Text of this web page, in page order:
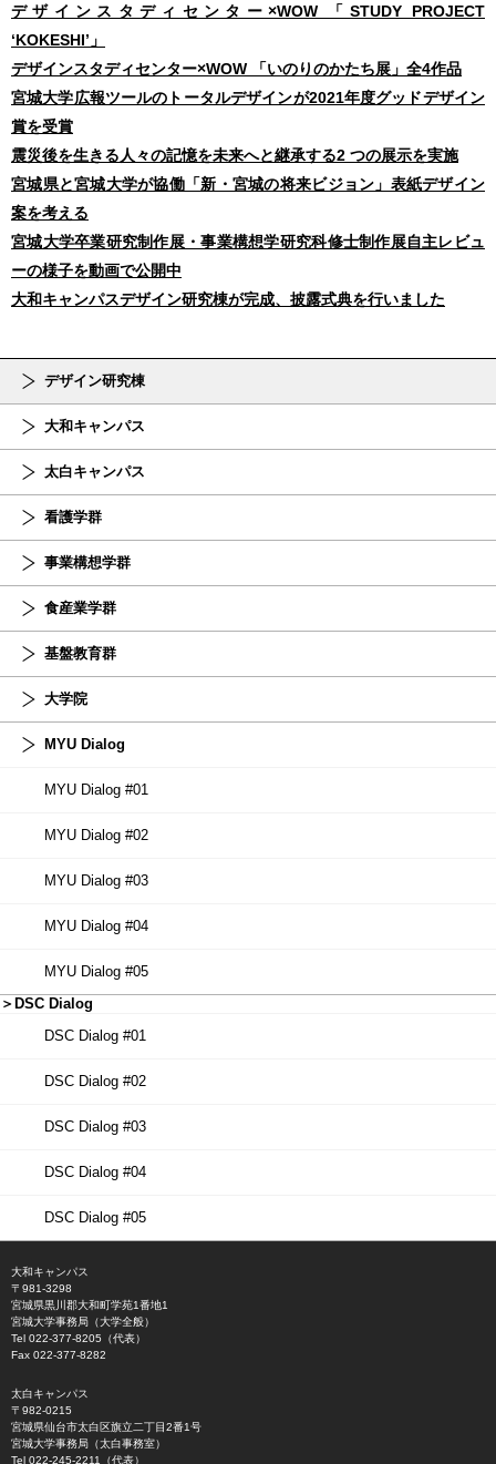
デザインスタディセンター×WOW 「STUDY PROJECT
ʻKOKESHIʼ」
デザインスタディセンター×WOW 「いのりのかたち展」全4作品
宮城大学広報ツールのトータルデザインが2021年度グッドデザイン
賞を受賞
震災後を生きる人々の記憶を未来へと継承する2 つの展示を実施
宮城県と宮城大学が協働「新・宮城の将来ビジョン」表紙デザイン
案を考える
宮城大学卒業研究制作展・事業構想学研究科修士制作展自主レビュ
ーの様子を動画で公開中
大和キャンパスデザイン研究棟が完成、披露式典を行いました
デザイン研究棟
大和キャンパス
太白キャンパス
看護学群
事業構想学群
食産業学群
基盤教育群
大学院
MYU Dialog
MYU Dialog #01
MYU Dialog #02
MYU Dialog #03
MYU Dialog #04
MYU Dialog #05
＞DSC Dialog
DSC Dialog #01
DSC Dialog #02
DSC Dialog #03
DSC Dialog #04
DSC Dialog #05
大和キャンパス
〒981-3298
宮城県黒川郡大和町学苑1番地1
宮城大学事務局（大学全般）
Tel 022-377-8205（代表）
Fax 022-377-8282
太白キャンパス
〒982-0215
宮城県仙台市太白区旗立二丁目2番1号
宮城大学事務局（太白事務室）
Tel 022-245-2211（代表）